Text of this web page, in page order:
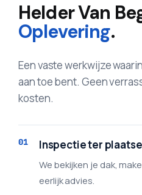
Helder Van
Oplevering.
Een vaste werkwijze
aan toe bent. Geen
kosten.
01 Inspectie ter plaatse
We bekijken je dak,
eerlijk advies.